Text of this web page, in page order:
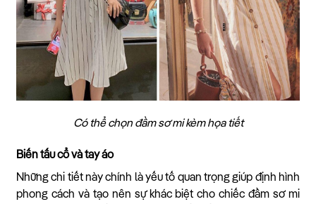
Có thể chọn đầm sơ mi kèm họa tiết
Biến tấu cổ và tay áo
Những chi tiết này chính là yếu tố quan trọng giúp định hình
phong cách và tạo nên sự khác biệt cho chiếc đầm sơ mi